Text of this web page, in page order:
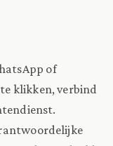
of
klikken, verbind